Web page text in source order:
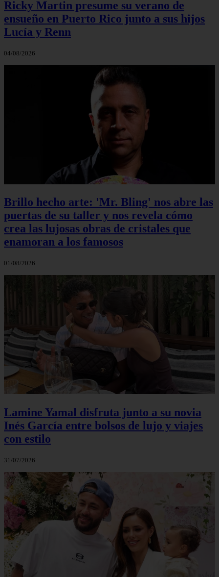
Ricky Martin presume su verano de
ensueño en Puerto Rico junto a sus hijos
Lucía y Renn
04/08/2026
Brillo hecho arte: 'Mr. Bling' nos abre las
puertas de su taller y nos revela cómo
crea las lujosas obras de cristales que
enamoran a los famosos
01/08/2026
Lamine Yamal disfruta junto a su novia
Inés García entre bolsos de lujo y viajes
con estilo
31/07/2026